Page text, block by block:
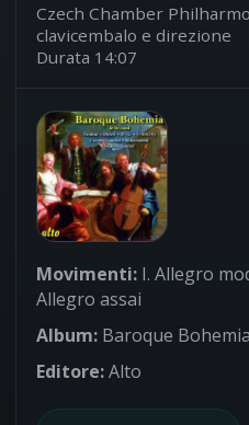
Czech Chamber
clavicembalo e direzione
Durata 14:07
Movimenti: I. Allegro
Allegro assai
Album: Baroque
Editore:Alto